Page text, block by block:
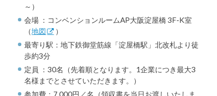
～）
会場 ：コンベンションルームAP大阪淀屋橋 3F-K室
（地図
）
最寄り駅：地下鉄御堂筋線「淀屋橋駅」北改札より徒
歩約3分
定員 ：30名（先着順となります。1企業につき最大3
名様までとさせていただきます。）
参加費：7,000円／名（領収書を当日お渡しいたしま